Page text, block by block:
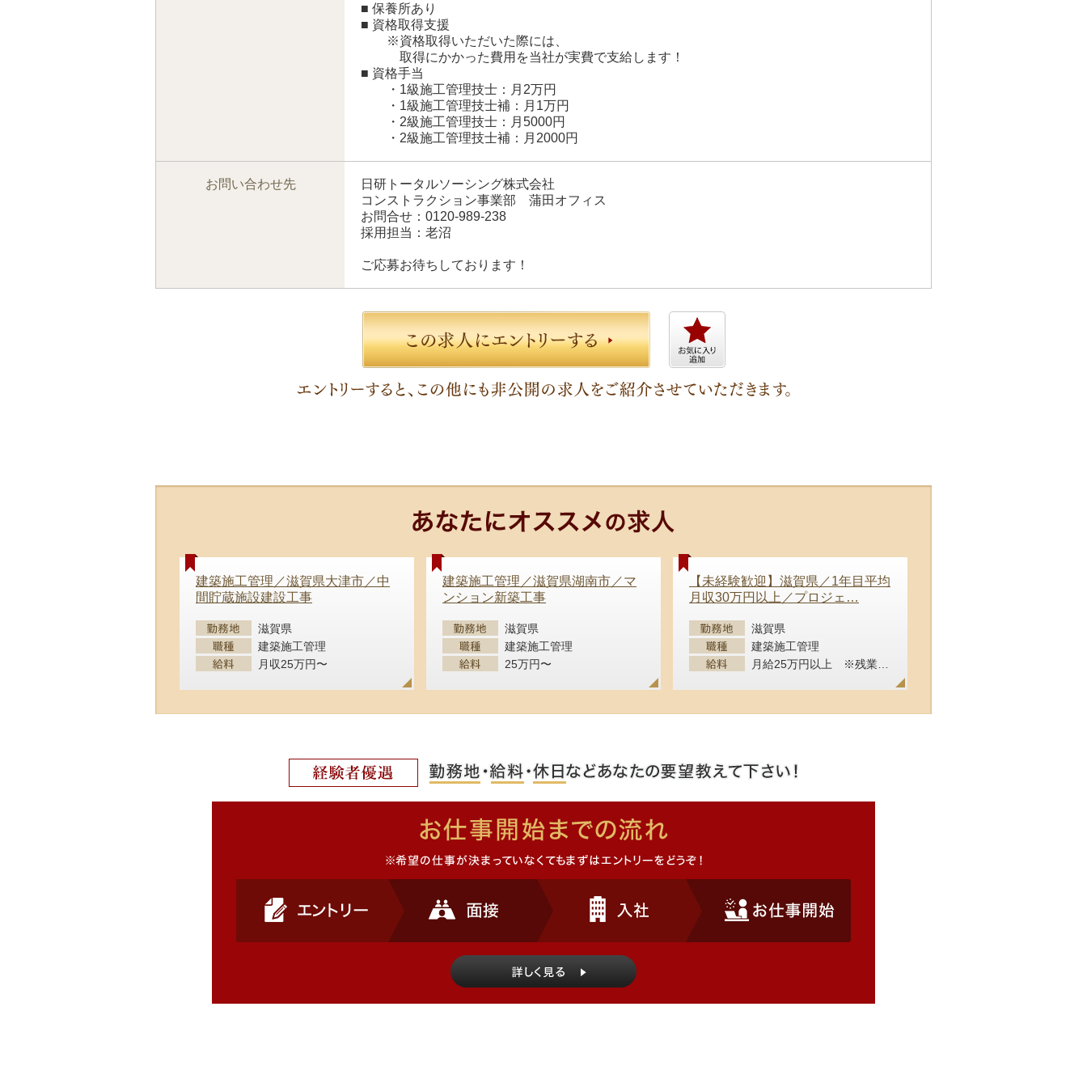
■ 保養所あり
■ 資格取得支援
※資格取得いただいた際には、
取得にかかった費用を当社が実費で支給します！
■ 資格手当
・1級施工管理技士：月2万円
・1級施工管理技士補：月1万円
・2級施工管理技士：月5000円
・2級施工管理技士補：月2000円
お問い合わせ先
日研トータルソーシング株式会社
コンストラクション事業部 蒲田オフィス
お問合せ：0120-989-238
採用担当：老沼
ご応募お待ちしております！
建築施工管理／滋賀県大津市／中
間貯蔵施設建設工事
滋賀県
建築施工管理
月収25万円〜
建築施工管理／滋賀県湖南市／マ
ンション新築工事
滋賀県
建築施工管理
25万円〜
【未経験歓迎】滋賀県／1年目平均
月収30万円以上／プロジェ …
滋賀県
建築施工管理